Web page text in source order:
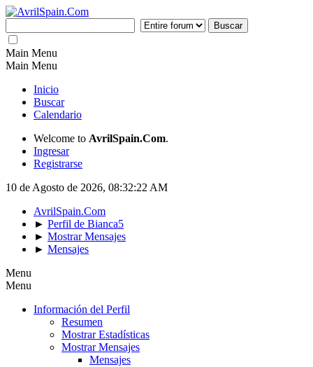
Main Menu
Main Menu
Inicio
Buscar
Calendario
Welcome to AvrilSpain.Com.
Ingresar
Registrarse
10 de Agosto de 2026, 08:32:22 AM
AvrilSpain.Com
► Perfil de Bianca5
► Mostrar Mensajes
► Mensajes
Menu
Menu
Información del Perfil
Resumen
Mostrar Estadísticas
Mostrar Mensajes
Mensajes